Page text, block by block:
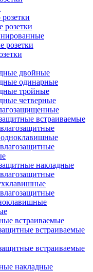
розетки
розетки
двойные
одинарные
тройные
четверные
встраиваемые
накладные
встраиваемые
встраиваемые
встраиваемые
накладные